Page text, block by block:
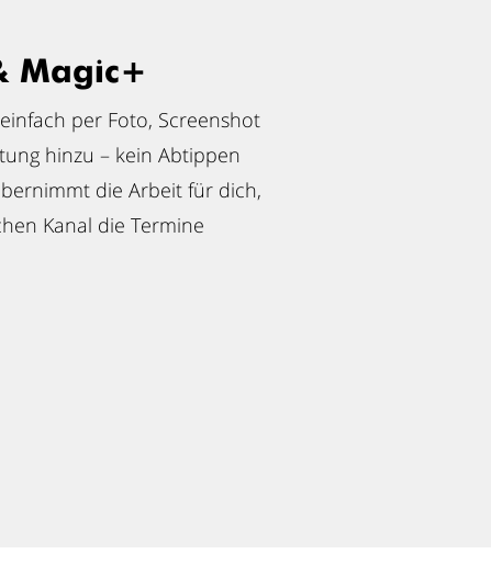
Magic+
per Foto, Screenshot
hinzu – kein Abtippen
die Arbeit für dich,
Kanal die Termine